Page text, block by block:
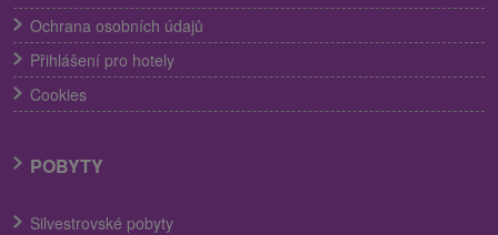
Ochrana osobních údajů
Přihlášení pro hotely
Cookies
POBYTY
Silvestrovské pobyty